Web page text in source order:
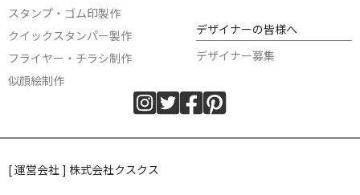
スタンプ・ゴム印製作
クイックスタンパー製作
フライヤー・チラシ制作
似顔絵制作
デザイナーの皆様へ
デザイナー募集
[ 運営会社 ] 株式会社クスクス